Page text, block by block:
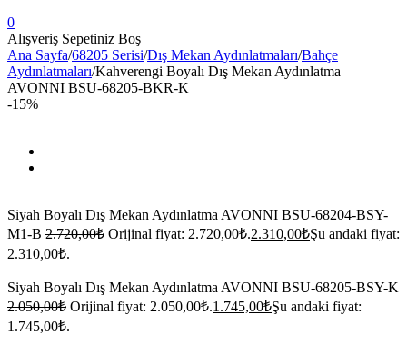
0
Alışveriş Sepetiniz Boş
Ana Sayfa/68205 Serisi/Dış Mekan Aydınlatmaları/Bahçe
Aydınlatmaları/Kahverengi Boyalı Dış Mekan Aydınlatma
AVONNI BSU-68205-BKR-K
-15%
Siyah Boyalı Dış Mekan Aydınlatma AVONNI BSU-68204-BSY-
M1-B 2.720,00₺ Orijinal fiyat: 2.720,00₺.2.310,00₺Şu andaki fiyat:
2.310,00₺.
Siyah Boyalı Dış Mekan Aydınlatma AVONNI BSU-68205-BSY-K
2.050,00₺ Orijinal fiyat: 2.050,00₺.1.745,00₺Şu andaki fiyat:
1.745,00₺.